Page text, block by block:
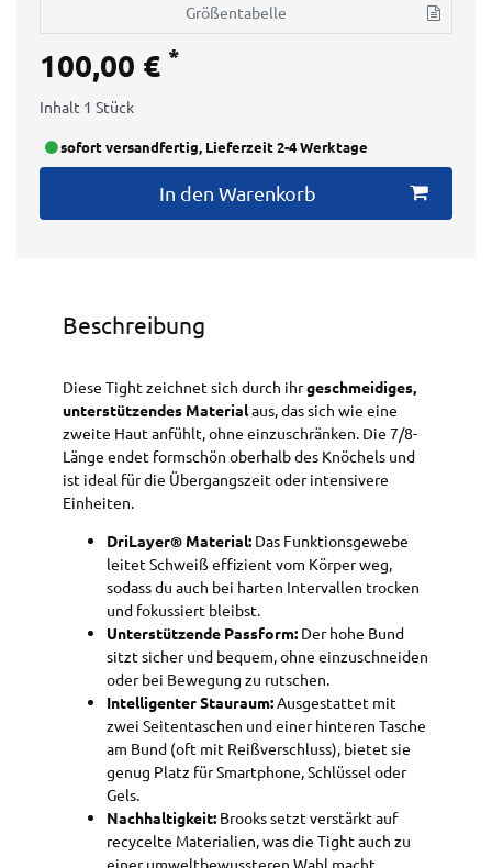
Größentabelle
100,00 € *
Inhalt 1 Stück
sofort versandfertig, Lieferzeit 2-4 Werktage
In den Warenkorb
Beschreibung
Diese Tight zeichnet sich durch ihrgeschmeidiges,
unterstützendes Materialaus, das sich wie eine
zweite Haut anfühlt, ohne einzuschränken. Die 7/8-
Länge endet formschön oberhalb des Knöchels und
ist ideal für die Übergangszeit oder intensivere
Einheiten.
DriLayer® Material: Das Funktionsgewebe
leitet Schweiß effizient vom Körper weg,
sodass du auch bei harten Intervallen trocken
und fokussiert bleibst.
Unterstützende Passform: Der hohe Bund
sitzt sicher und bequem, ohne einzuschneiden
oder bei Bewegung zu rutschen.
Intelligenter Stauraum:Ausgestattet mit
zwei Seitentaschen und einer hinteren Tasche
am Bund (oft mit Reißverschluss), bietet sie
genug Platz für Smartphone, Schlüssel oder
Gels.
Nachhaltigkeit: Brooks setzt verstärkt auf
recycelte Materialien, was die Tight auch zu
einer umweltbewussteren Wahl macht.